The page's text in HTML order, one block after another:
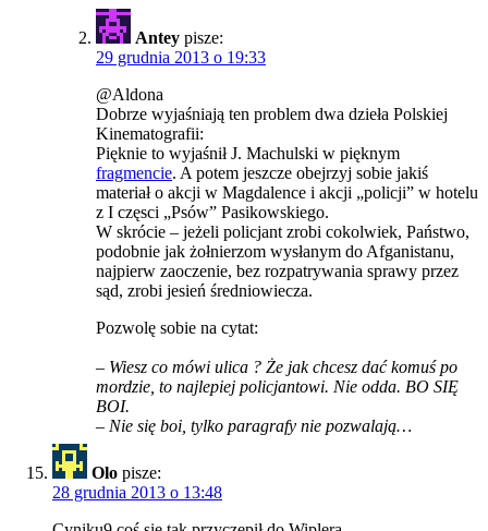
Antey pisze:
29 grudnia 2013 o 19:33
@Aldona
Dobrze wyjaśniają ten problem dwa dzieła Polskiej
Kinematografii:
Pięknie to wyjaśnił J. Machulski w pięknym
fragmencie. A potem jeszcze obejrzyj sobie jakiś
materiał o akcji w Magdalence i akcji „policji” w hotelu
z I częsci „Psów” Pasikowskiego.
W skrócie – jeżeli policjant zrobi cokolwiek, Państwo,
podobnie jak żołnierzom wysłanym do Afganistanu,
najpierw zaoczenie, bez rozpatrywania sprawy przez
sąd, zrobi jesień średniowiecza.
Pozwolę sobie na cytat:
– Wiesz co mówi ulica ? Że jak chcesz dać komuś po
mordzie, to najlepiej policjantowi. Nie odda. BO SIĘ
BOI.
– Nie się boi, tylko paragrafy nie pozwalają…
Olo pisze:
28 grudnia 2013 o 13:48